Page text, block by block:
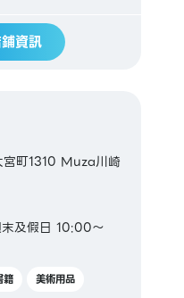
資訊
町1310 Muza川崎
及假日 10:00～
籍
美術用品